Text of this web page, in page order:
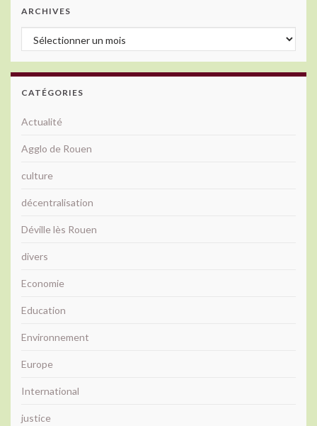
ARCHIVES
Archives
CATÉGORIES
Actualité
Agglo de Rouen
culture
décentralisation
Déville lès Rouen
divers
Economie
Education
Environnement
Europe
International
justice